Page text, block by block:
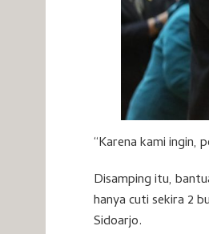
“Karena kami ingin,
Disamping itu,
hanya cuti sekira 2
Sidoarjo.